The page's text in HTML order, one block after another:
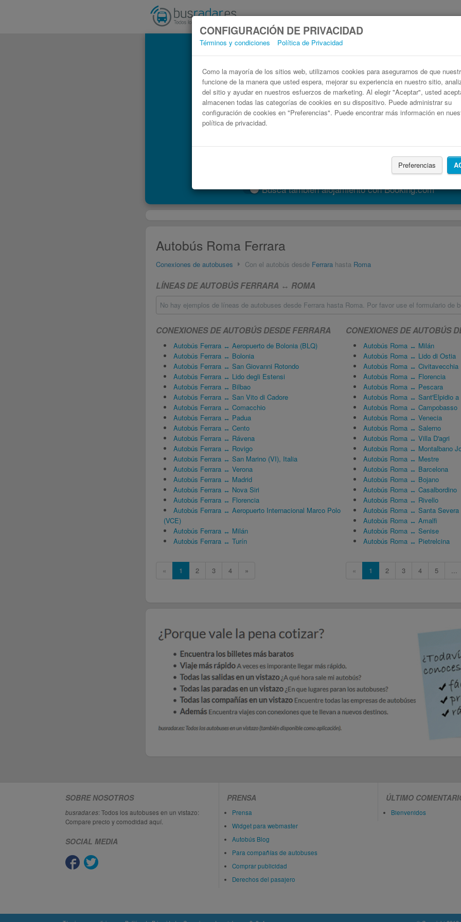
CONFIGURACIÓN DE PRIVACIDAD
Términos y condiciones Política de Privacidad
Como la mayoría de los sitios web, utilizamos cookies para asegurarnos de que
funcione de la manera que usted espera, mejorar su experiencia en nuestro sitio,
del sitio y ayudar en nuestros esfuerzos de marketing. Al elegir "Aceptar", usted
almacenen todas las categorías de cookies en su dispositivo. Puede administrar su
configuración de cookies en "Preferencias". Puede encontrar más información en
política de privacidad.
Preferencias
Busca también alojamiento con Booking.com
Autobús Roma Ferrara
Conexiones de autobuses Con el autobús desde Ferrara hasta Roma
LÍNEAS DE AUTOBÚS FERRARA ↔ ROMA
No hay ejemplos de líneas de autobuses desde Ferrara hasta Roma. Por favor use el formulario de
CONEXIONES DE AUTOBÚS DESDE FERRARA
Autobús Ferrara ↔ Aeropuerto de Bolonia (BLQ)
Autobús Ferrara ↔ Bolonia
Autobús Ferrara ↔ San Giovanni Rotondo
Autobús Ferrara ↔ Lido degli Estensi
Autobús Ferrara ↔ Bilbao
Autobús Ferrara ↔ San Vito di Cadore
Autobús Ferrara ↔ Comacchio
Autobús Ferrara ↔ Padua
Autobús Ferrara ↔ Cento
Autobús Ferrara ↔ Rávena
Autobús Ferrara ↔ Rovigo
Autobús Ferrara ↔ San Marino (VI), Italia
Autobús Ferrara ↔ Verona
Autobús Ferrara ↔ Madrid
Autobús Ferrara ↔ Nova Siri
Autobús Ferrara ↔ Florencia
Autobús Ferrara ↔ Aeropuerto Internacional Marco Polo
(VCE)
Autobús Ferrara ↔ Milán
Autobús Ferrara ↔ Turín
« 1 2 3 4 »
CONEXIONES DE AUTOBÚS
Autobús Roma ↔ Milán
Autobús Roma ↔ Lido di Ostia
Autobús Roma ↔ Civitavecchia
Autobús Roma ↔ Florencia
Autobús Roma ↔ Pescara
Autobús Roma ↔ Sant'Elpidio a
Autobús Roma ↔ Campobasso
Autobús Roma ↔ Venecia
Autobús Roma ↔ Salerno
Autobús Roma ↔ Villa D'agri
Autobús Roma ↔ Montalbano
Autobús Roma ↔ Mestre
Autobús Roma ↔ Barcelona
Autobús Roma ↔ Bojano
Autobús Roma ↔ Casalbordino
Autobús Roma ↔ Rivello
Autobús Roma ↔ Santa Severa
Autobús Roma ↔ Amalfi
Autobús Roma ↔ Senise
Autobús Roma ↔ Pietrelcina
« 1 2 3 4 5 ...
SOBRE NOSOTROS
busradar.es: Todos los autobuses en un vistazo:
Compare precio y comodidad aquí.
SOCIAL MEDIA
PRENSA
Prensa
Widget para webmaster
Autobús Blog
Para compañías de autobuses
Comprar publicidad
Derechos del pasajero
ÚLTIMO
Bienvenidos